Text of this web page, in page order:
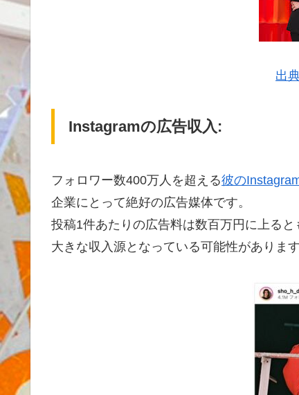
出
Instagramの広告収入:
フォロワー数400万人を超える彼の
企業にとって絶好の広告媒体です。
投稿1件あたりの広告料は数百万円に上ると
大きな収入源となっている可能性があります